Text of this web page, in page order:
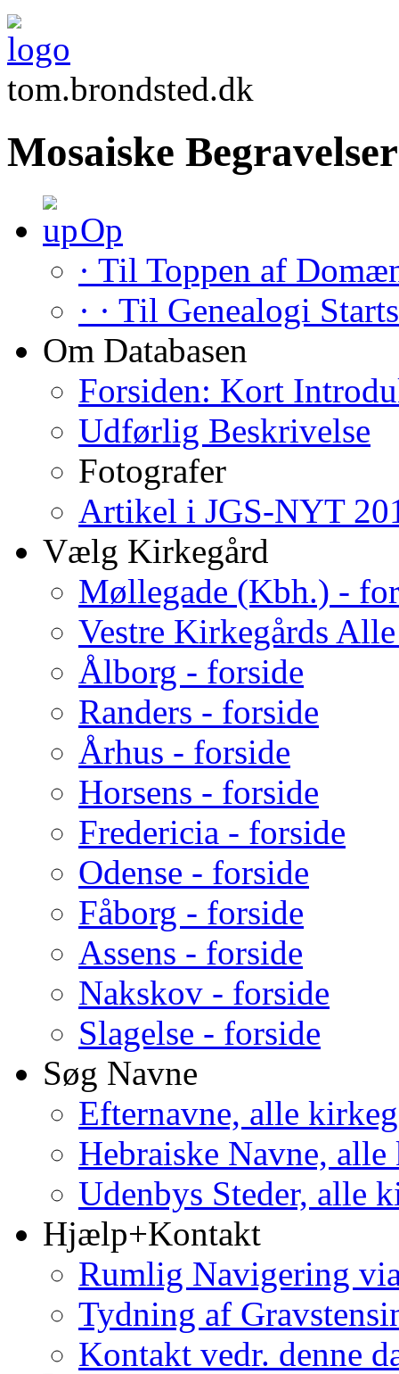
tom.brondsted.dk
Mosaiske
Op
· Til Toppen af
· · Til Genealogi
Om Databasen
Forsiden: Kort
Udførlig Beskrivelse
Fotografer
Artikel i JGS-NYT
Vælg Kirkegård
Møllegade (Kbh.) -
Vestre Kirkegårds
Ålborg - forside
Randers - forside
Århus - forside
Horsens - forside
Fredericia - forside
Odense - forside
Fåborg - forside
Assens - forside
Nakskov - forside
Slagelse - forside
Søg Navne
Efternavne, alle
Hebraiske Navne,
Udenbys Steder, alle
Hjælp+Kontakt
Rumlig Navigering
Tydning af
Kontakt vedr. denne